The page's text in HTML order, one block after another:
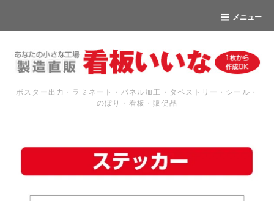
メニュー
ポスター出力・ラミネート・パネル加工・タペストリー・シール・
のぼり・看板・販促品